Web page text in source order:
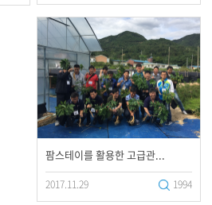
팜스테이를 활용한 고급관...
2017.11.29 1994